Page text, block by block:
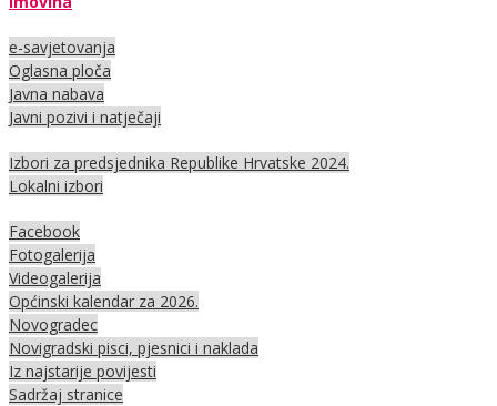
e-savjetovanja
Oglasna ploča
Javna nabava
Javni pozivi i natječaji
Izbori za predsjednika Republike Hrvatske 2024.
Lokalni izbori
Facebook
Fotogalerija
Videogalerija
Općinski kalendar za 2026.
Novogradec
Novigradski pisci, pjesnici i naklada
Iz najstarije povijesti
Sadržaj stranice